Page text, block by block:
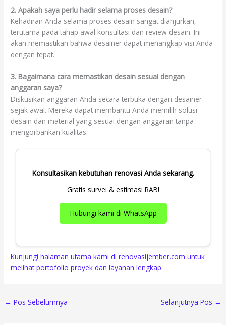
2. Apakah saya perlu hadir selama proses desain?
Kehadiran Anda selama proses desain sangat dianjurkan,
terutama pada tahap awal konsultasi dan review desain. Ini
akan memastikan bahwa desainer dapat menangkap visi Anda
dengan tepat.
3. Bagaimana cara memastikan desain sesuai dengan
anggaran saya?
Diskusikan anggaran Anda secara terbuka dengan desainer
sejak awal. Mereka dapat membantu Anda memilih solusi
desain dan material yang sesuai dengan anggaran tanpa
mengorbankan kualitas.
Konsultasikan kebutuhan renovasi Anda sekarang.
Gratis survei & estimasi RAB!
Hubungi kami di WhatsApp
Kunjungi halaman utama kami di renovasijember.com untuk
melihat portofolio proyek dan layanan lengkap.
← Pos Sebelumnya Selanjutnya Pos →